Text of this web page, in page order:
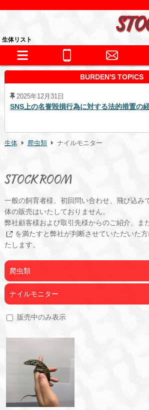
生体リスト
BURDEN'S TOPICS
2025年12月31日
SNS上の名誉毀損行為に対する法的措置の
生体 爬虫類 ナイルモニター
STOCK ROOM
一般の飼育者様、初回問い合わせ、飛び込み
体の販売はいたしておりません。
弊社顧客様および取引先様からのご紹介、ま
を満たすと弊社が判断させていただいた
たします。
爬虫類
ナイルモニター
販売中のみ表示